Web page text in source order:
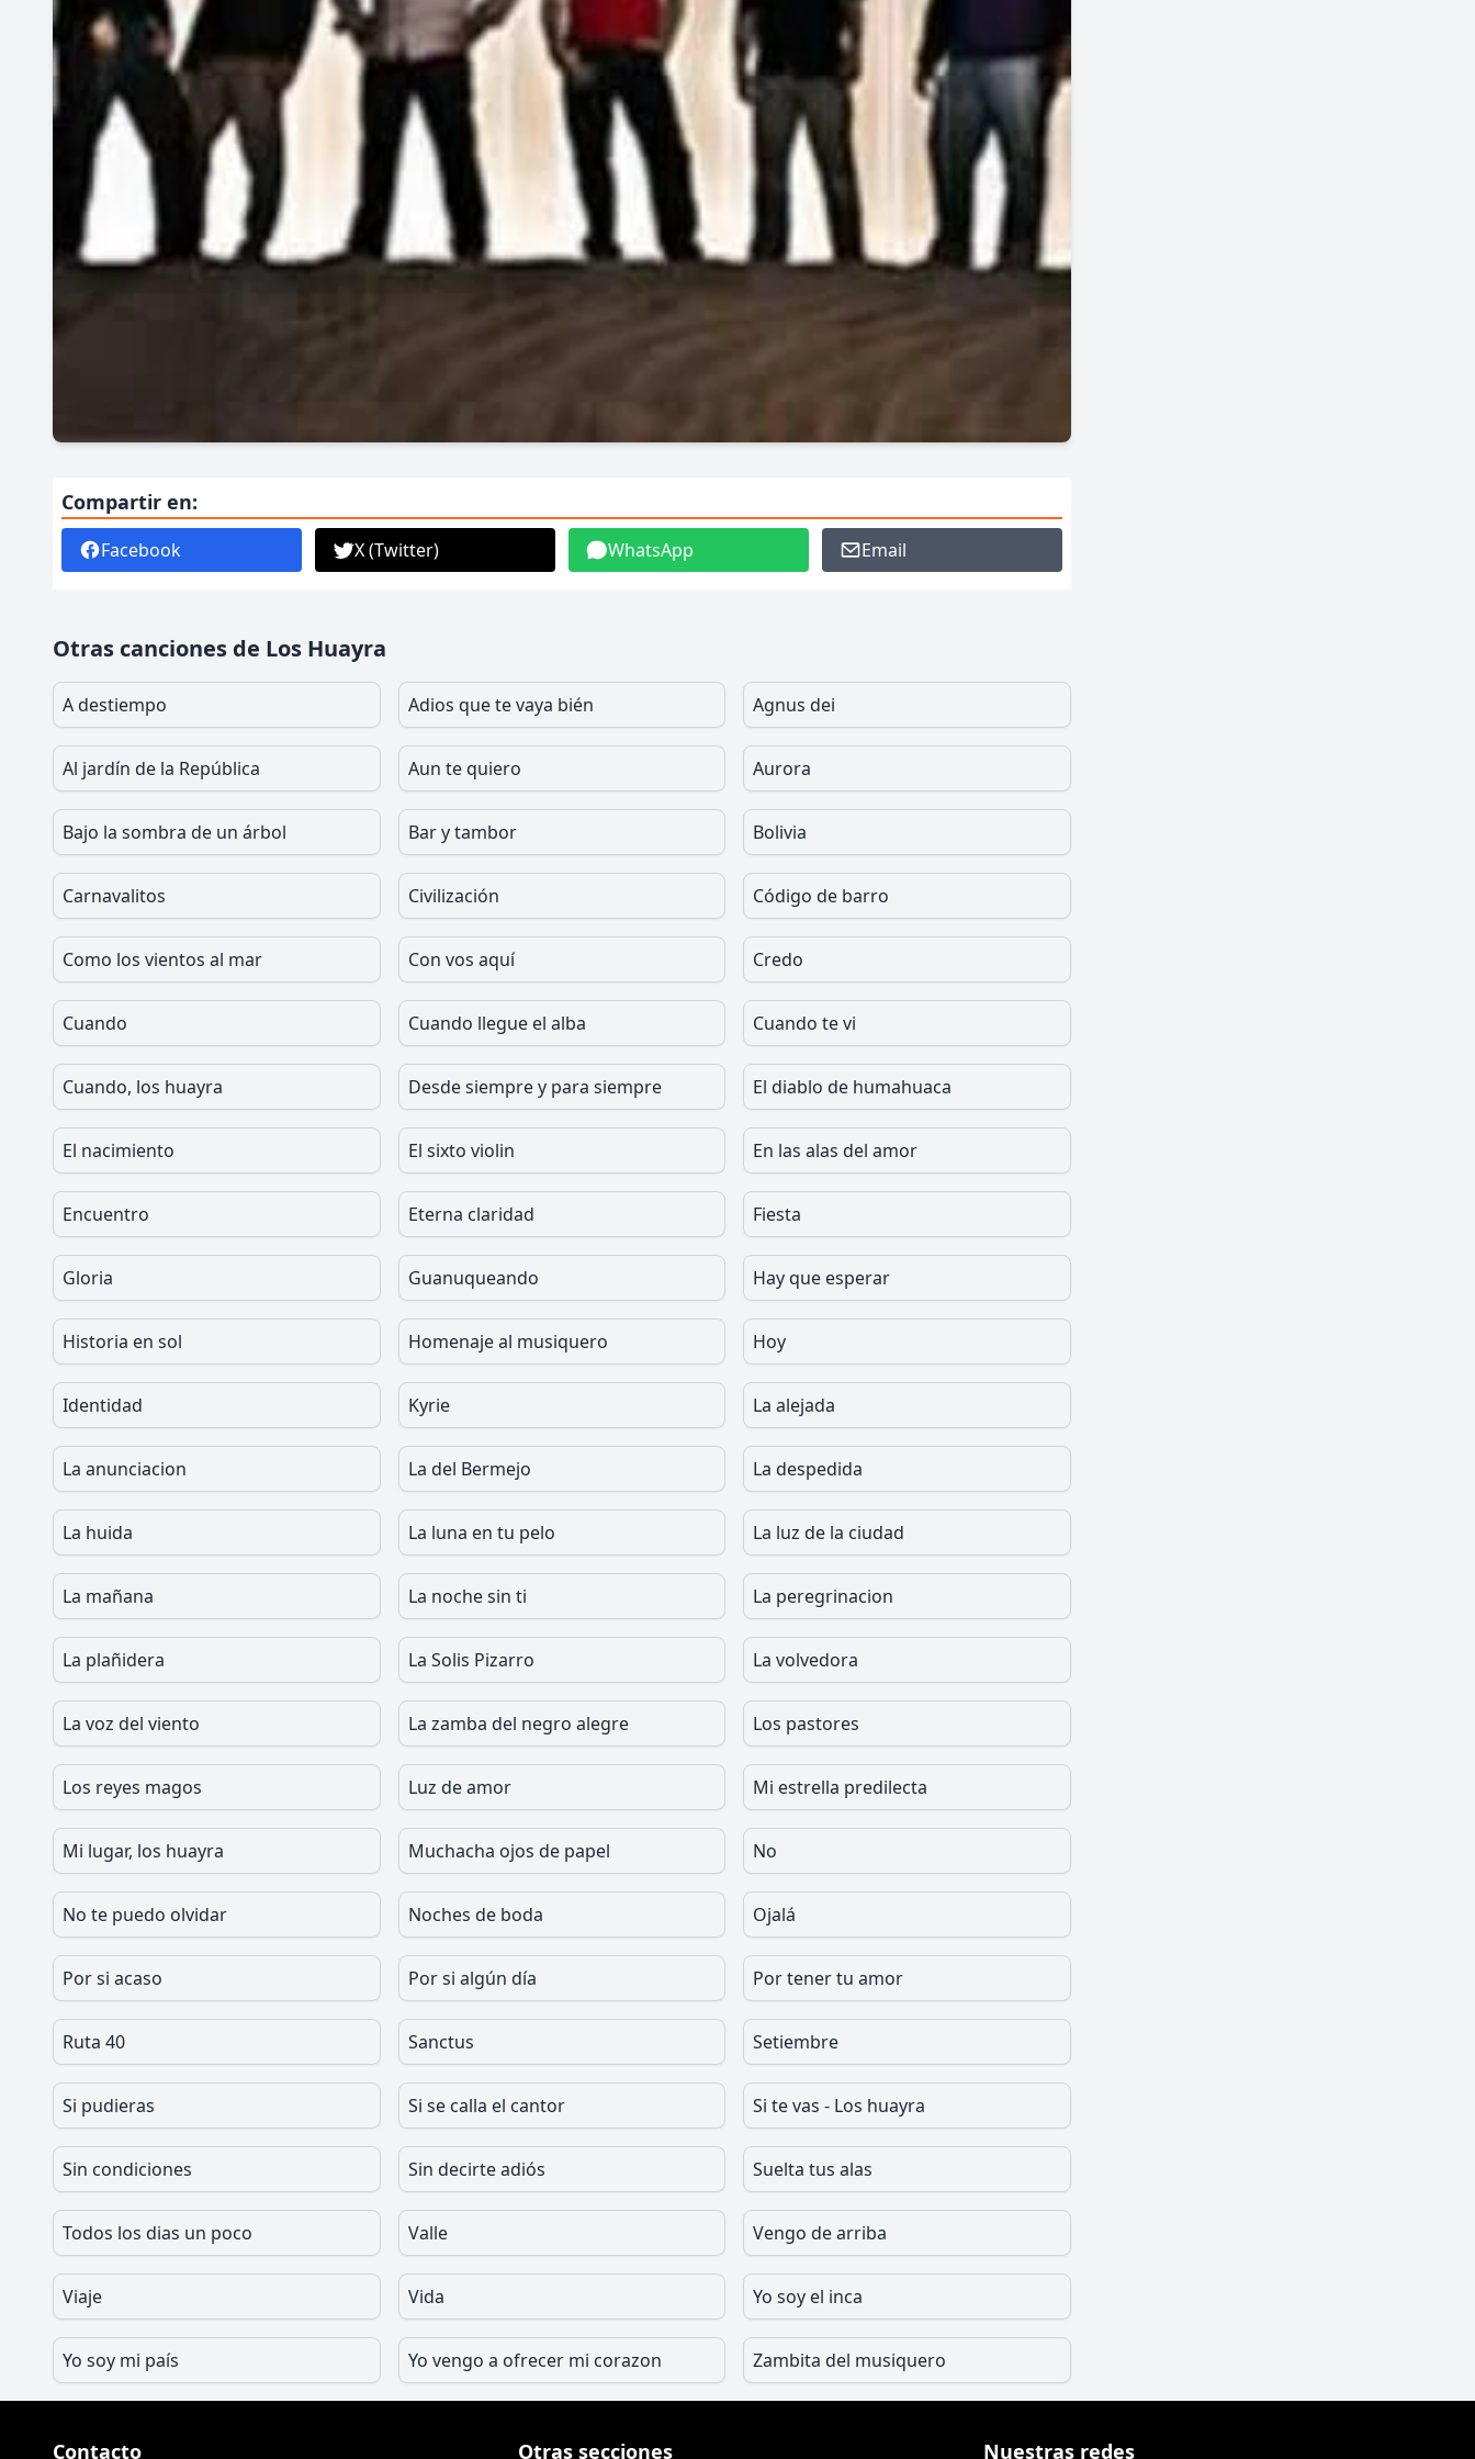
Compartir en:
Facebook X (Twitter) WhatsApp Email
Otras canciones de Los Huayra
A destiempo Adios que te vaya bién Agnus dei
Al jardín de la República Aun te quiero Aurora
Bajo la sombra de un árbol Bar y tambor Bolivia
Carnavalitos Civilización Código de barro
Como los vientos al mar Con vos aquí Credo
Cuando Cuando llegue el alba Cuando te vi
Cuando, los huayra Desde siempre y para siempre El diablo de humahuaca
El nacimiento El sixto violin En las alas del amor
Encuentro Eterna claridad Fiesta
Gloria Guanuqueando Hay que esperar
Historia en sol Homenaje al musiquero Hoy
Identidad Kyrie La alejada
La anunciacion La del Bermejo La despedida
La huida La luna en tu pelo La luz de la ciudad
La mañana La noche sin ti La peregrinacion
La plañidera La Solis Pizarro La volvedora
La voz del viento La zamba del negro alegre Los pastores
Los reyes magos Luz de amor Mi estrella predilecta
Mi lugar, los huayra Muchacha ojos de papel No
No te puedo olvidar Noches de boda Ojalá
Por si acaso Por si algún día Por tener tu amor
Ruta 40 Sanctus Setiembre
Si pudieras Si se calla el cantor Si te vas - Los huayra
Sin condiciones Sin decirte adiós Suelta tus alas
Todos los dias un poco Valle Vengo de arriba
Viaje Vida Yo soy el inca
Yo soy mi país Yo vengo a ofrecer mi corazon Zambita del musiquero
Contacto Otras secciones Nuestras redes